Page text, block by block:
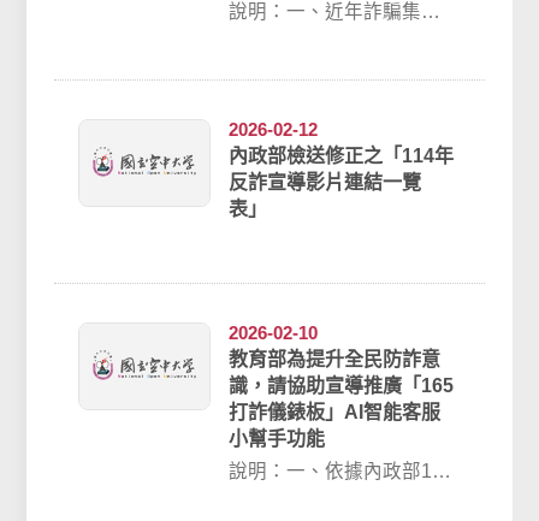
說明：一、近年詐騙集團
2026-02-12
內政部檢送修正之「114年
反詐宣導影片連結一覽
表」
2026-02-10
教育部為提升全民防詐意
識，請協助宣導推廣「165
打詐儀錶板」AI智能客服
小幫手功能
說明：一、依據內政部115